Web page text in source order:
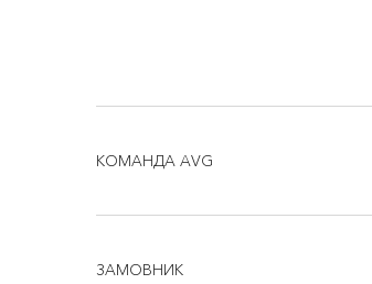
КОМАНДА AVG
ЗАМОВНИК